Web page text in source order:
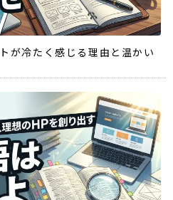
が冷たく感じる理由と温かい